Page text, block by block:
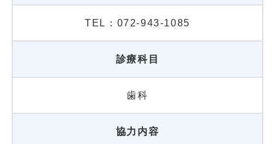
TEL：072-943-1085
診療科目
歯科
協力内容